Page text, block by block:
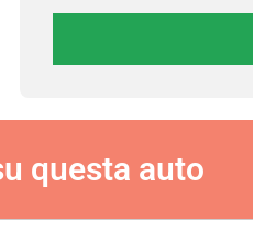
questa auto